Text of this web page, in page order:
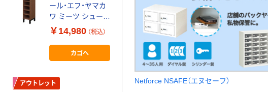
Netforce NSAFE（エヌセーフ）
ール・エフ・ヤマカ
ワ ミーツ シューズ
ラック シングル ウ
ォルナット幅250×
奥行326×高さ
142mm 1台 6人用
￥14,980 （税込）
カゴへ
アウトレット
崎産業 清掃システ
ムラツクA 1台
4903180476404
￥42,735 （税込）
カゴへ
アウトレット